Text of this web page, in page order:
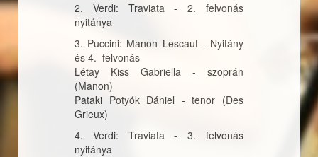
2. Verdi: Traviata - 2. felvonás
nyitánya
3. Puccini: Manon Lescaut - Nyitány
és 4. felvonás
Létay Kiss Gabriella - szoprán
(Manon)
Pataki Potyók Dániel - tenor (Des
Grieux)
4. Verdi: Traviata - 3. felvonás
nyitánya